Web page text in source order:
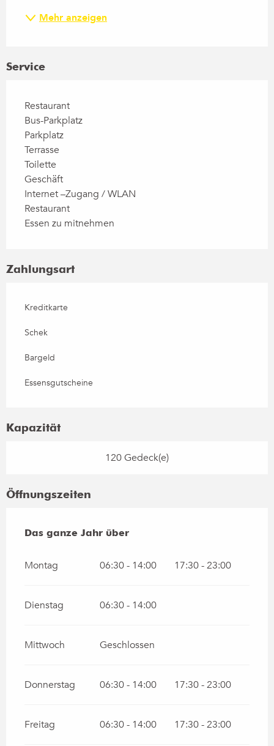
Mehr anzeigen
Service
Restaurant
Bus-Parkplatz
Parkplatz
Terrasse
Toilette
Geschäft
Internet –Zugang / WLAN
Restaurant
Essen zu mitnehmen
Zahlungsart
Kreditkarte
Schek
Bargeld
Essensgutscheine
Kapazität
120 Gedeck(e)
Öffnungszeiten
Das ganze Jahr über
Das ganze Jahr über
Montag 06:30 - 14:00 17:30 - 23:00
Dienstag 06:30 - 14:00
Mittwoch Geschlossen
Donnerstag 06:30 - 14:00 17:30 - 23:00
Freitag 06:30 - 14:00 17:30 - 23:00